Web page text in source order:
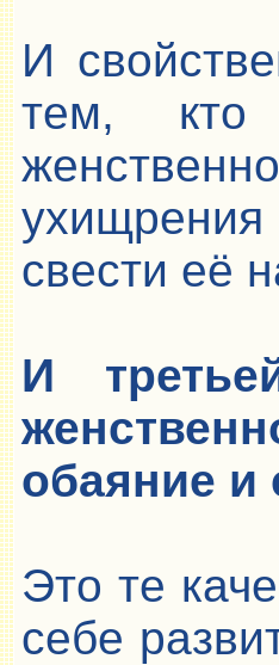
И
тем, кто
свести её
И
обаяние и
Это те
себе